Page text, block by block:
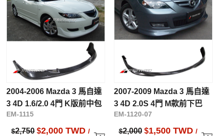
2004-2006 Mazda 3 馬自達
3 4D 1.6/2.0 4門 K版前中包
EM-1115
$2,750 $2,000 TWD /
2007-2009 Mazda 3 馬自達
3 4D 2.0S 4門 M款前下巴
EM-1120-07
$2,000 $1,500 TWD /